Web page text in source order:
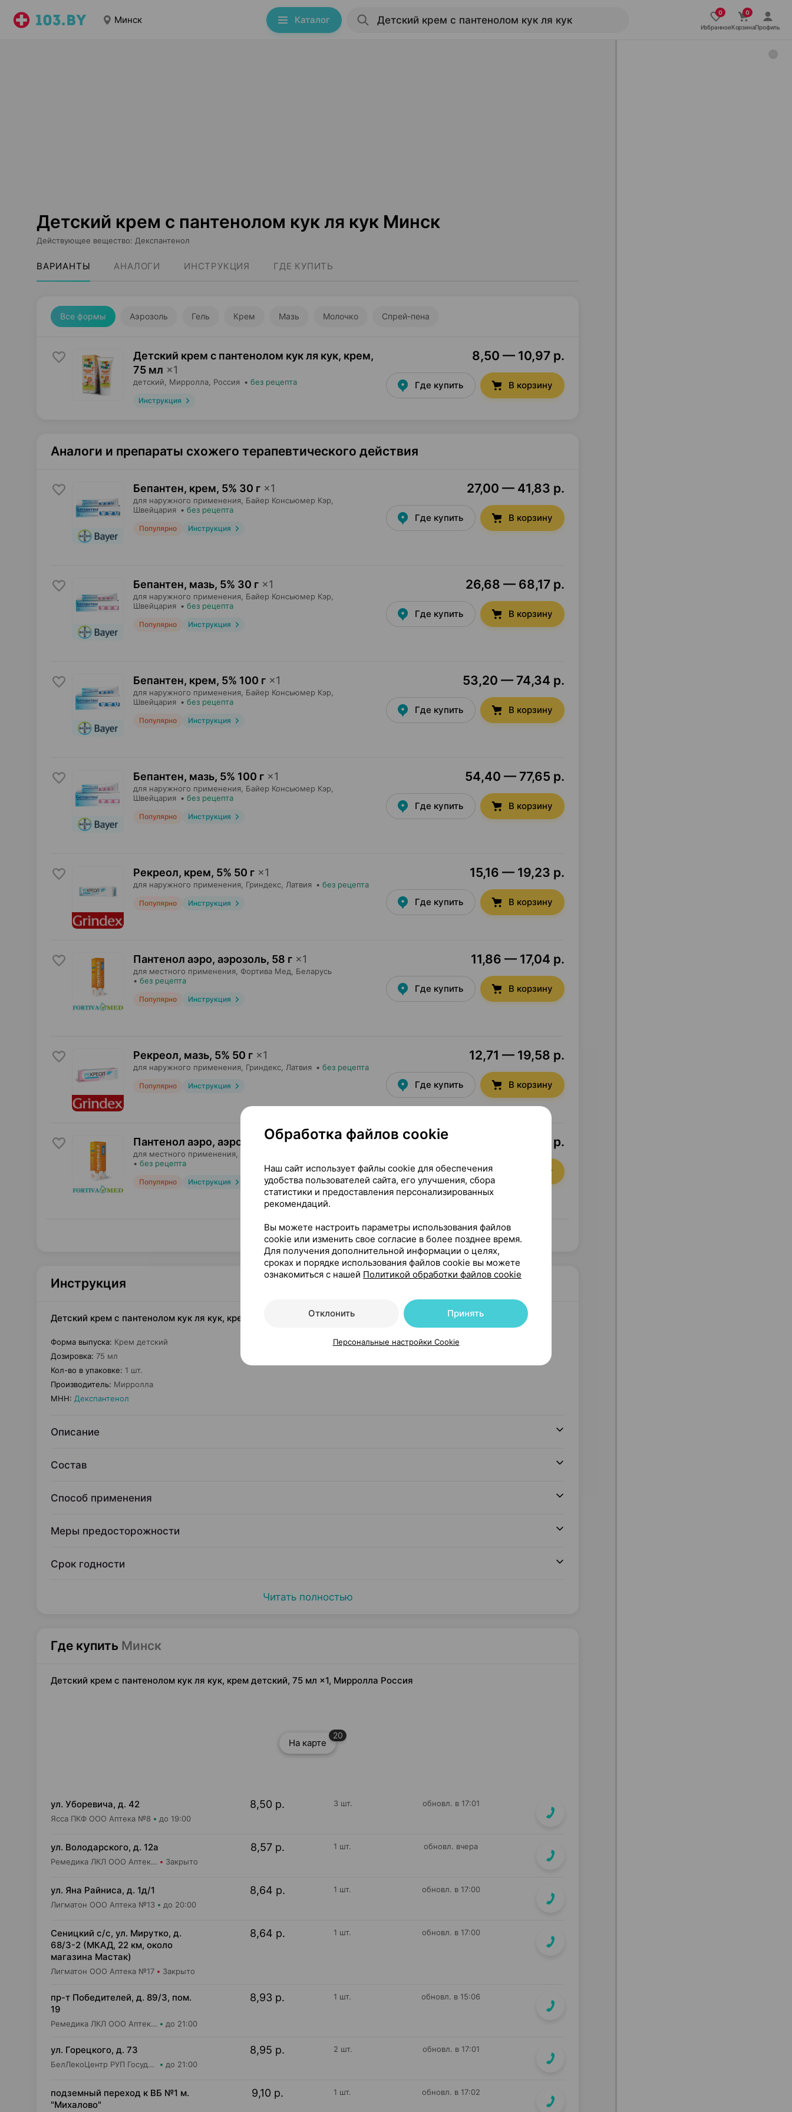
Минск Каталог
ИзбранноеКорзинаПрофиль
Детский крем с пантенолом кук ля кук Минск
Действующее вещество: Декспантенол
ВАРИАНТЫ АНАЛОГИ ИНСТРУКЦИЯ ГДЕ КУПИТЬ
Все формы Аэрозоль Гель Крем Мазь Молочко Спрей-пена
Детский крем с пантенолом кук ля кук, крем,
75 мл ×1
детский, Мирролла , Россия • без рецепта
Инструкция
8,50 — 10,97 р.
Где купить В корзину
Аналоги и препараты схожего терапевтического действия
Бепантен, крем, 5% 30 г ×1
для наружного применения, Байер Консьюмер Кэр
Швейцария • без рецепта
Популярно Инструкция
27,00 — 41,83 р.
Где купить В корзину
Бепантен, мазь, 5% 30 г ×1
для наружного применения, Байер Консьюмер Кэр
Швейцария • без рецепта
Популярно Инструкция
26,68 — 68,17 р.
Где купить В корзину
Бепантен, крем, 5% 100 г ×1
для наружного применения, Байер Консьюмер Кэр
Швейцария • без рецепта
Популярно Инструкция
53,20 — 74,34 р.
Где купить В корзину
Бепантен, мазь, 5% 100 г ×1
для наружного применения, Байер Консьюмер Кэр
Швейцария • без рецепта
Популярно Инструкция
54,40 — 77,65 р.
Где купить В корзину
Рекреол, крем, 5% 50 г ×1
для наружного применения, Гриндекс , Латвия • без рецепта
Популярно Инструкция
15,16 — 19,23 р.
Где купить В корзину
Пантенол аэро, аэрозоль, 58 г ×1
для местного применения, Фортива Мед , Беларусь
• без рецепта
Популярно Инструкция
11,86 — 17,04 р.
Где купить В корзину
Рекреол, мазь, 5% 50 г ×1
для наружного применения, Гриндекс , Латвия • без рецепта
Популярно Инструкция
12,71 — 19,58 р.
Где купить В корзину
Пантенол аэро, аэрозоль,116 г×1
для местного применения,
• без рецепта
Популярно Инструкция
16,54 — 24,31 р.
Где купить В корзину
Показать еще
Инструкция
Детский крем с пантенолом кук ля кук, крем детский, 75 мл ×1, Мирролла Россия
Форма выпуска: Крем детский
Дозировка: 75 мл
Кол-во в упаковке: 1 шт.
Производитель: Мирролла
МНН: Декспантенол
Описание
Состав
Способ применения
Меры предосторожности
Срок годности
Читать полностью
Где купить Минск
Детский крем с пантенолом кук ля кук, крем детский, 75 мл ×1, Мирролла Россия
На карте
20
ул. Уборевича, д. 42
Ясса ПКФ ООО Аптека №8 до 19:00
8,50 р. 3 шт. обновл. в 17:01
ул. Володарского, д. 12а
Ремедика ЛКЛ ООО Аптека №1 Закрыто
8,57 р. 1 шт. обновл. вчера
ул. Яна Райниса, д. 1д/1
Лигматон ООО Аптека №13 до 20:00
8,64 р. 1 шт. обновл. в 17:00
Сеницкий с/с, ул. Мирутко, д.
68/3-2 (МКАД, 22 км, около
магазина Мастак)
Лигматон ООО Аптека №17 Закрыто
8,64 р. 1 шт. обновл. в 17:00
пр-т Победителей, д. 89/3, пом.
19
Ремедика ЛКЛ ООО Аптека №6 до 21:00
8,93 р. 1 шт. обновл. в 15:06
ул. Горецкого, д. 73
БелЛекоЦентр РУП Государственная аптека №8 до 21:00
8,95 р. 2 шт. обновл. в 17:01
подземный переход к ВБ №1 м.
"Михалово"
9,10 р. 1 шт. обновл. в 17:02
Обработка файлов cookie
Наш сайт использует файлы cookie для обеспечения
удобства пользователей сайта, его улучшения, сбора
статистики и предоставления персонализированных
рекомендаций.
Вы можете настроить параметры использования файлов
cookie или изменить свое согласие в более позднее время.
Для получения дополнительной информации о целях,
сроках и порядке использования файлов cookie вы можете
ознакомиться с нашей Политикой обработки файлов cookie
Отклонить Принять
Персональные настройки Cookie